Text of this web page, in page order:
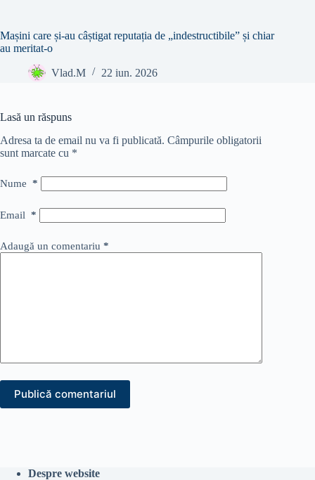
Mașini care și-au câștigat reputația de „indestructibile” și chiar
au meritat-o
Vlad.M 22 iun. 2026
Lasă un răspuns
Adresa ta de email nu va fi publicată. Câmpurile obligatorii
sunt marcate cu *
Nume *
Email *
Adaugă un comentariu *
Publică comentariul
Despre website